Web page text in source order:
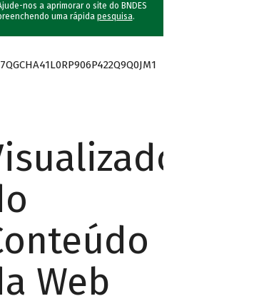
nos a aprimorar o site do BNDES
uma rápida pesquisa.
Web